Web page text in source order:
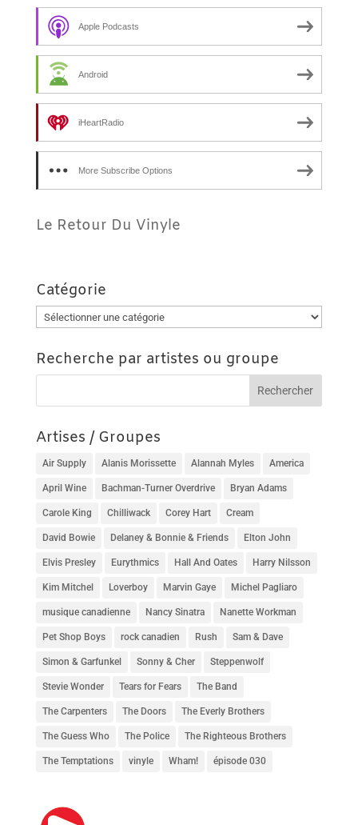
Apple Podcasts
Android
iHeartRadio
More Subscribe Options
Le Retour Du Vinyle
Catégorie
Catégorie
Recherche par artistes ou groupe
Artises / Groupes
Air Supply Alanis Morissette Alannah Myles America
April Wine Bachman-Turner Overdrive Bryan Adams
Carole King Chilliwack Corey Hart Cream
David Bowie Delaney & Bonnie & Friends Elton John
Elvis Presley Eurythmics Hall And Oates Harry Nilsson
Kim Mitchel Loverboy Marvin Gaye Michel Pagliaro
musique canadienne Nancy Sinatra Nanette Workman
Pet Shop Boys rock canadien Rush Sam & Dave
Simon & Garfunkel Sonny & Cher Steppenwolf
Stevie Wonder Tears for Fears The Band
The Carpenters The Doors The Everly Brothers
The Guess Who The Police The Righteous Brothers
The Temptations vinyle Wham! épisode 030